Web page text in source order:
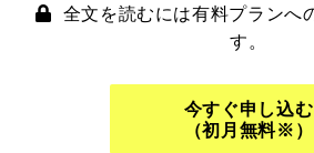
全文を読むには有料プランへ
す。
今すぐ申し込む
（初月無料※）